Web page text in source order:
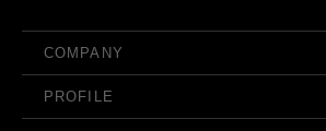
COMPANY
PROFILE